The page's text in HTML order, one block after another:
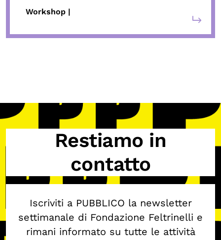
Workshop |
Restiamo in
contatto
Iscriviti a PUBBLICO la newsletter
settimanale di Fondazione Feltrinelli e
rimani informato su tutte le attività